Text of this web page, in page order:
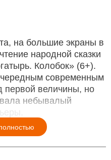
на большие экраны в
народной сказки
Колобок» (6+).
современным
первой величины, но
небывалый